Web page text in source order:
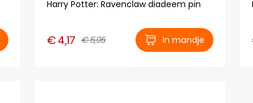
Harry Potter: Ravenclaw diadeem pin
€ 4,17 € 5,95 In mandje